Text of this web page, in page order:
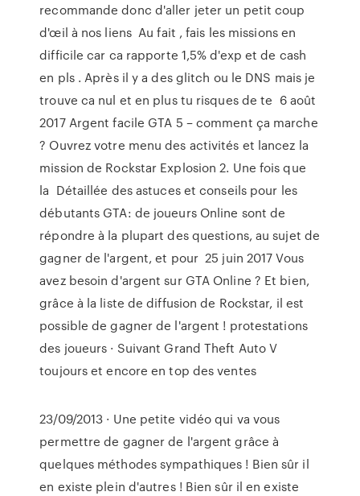
recommande donc d'aller jeter un petit coup
d'œil à nos liens Au fait , fais les missions en
difficile car ca rapporte 1,5% d'exp et de cash
en pls . Après il y a des glitch ou le DNS mais je
trouve ca nul et en plus tu risques de te 6 août
2017 Argent facile GTA 5 – comment ça marche
? Ouvrez votre menu des activités et lancez la
mission de Rockstar Explosion 2. Une fois que
la Détaillée des astuces et conseils pour les
débutants GTA: de joueurs Online sont de
répondre à la plupart des questions, au sujet de
gagner de l'argent, et pour 25 juin 2017 Vous
avez besoin d'argent sur GTA Online ? Et bien,
grâce à la liste de diffusion de Rockstar, il est
possible de gagner de l'argent ! protestations
des joueurs · Suivant Grand Theft Auto V
toujours et encore en top des ventes
23/09/2013 · Une petite vidéo qui va vous
permettre de gagner de l'argent grâce à
quelques méthodes sympathiques ! Bien sûr il
en existe plein d'autres ! Bien sûr il en existe